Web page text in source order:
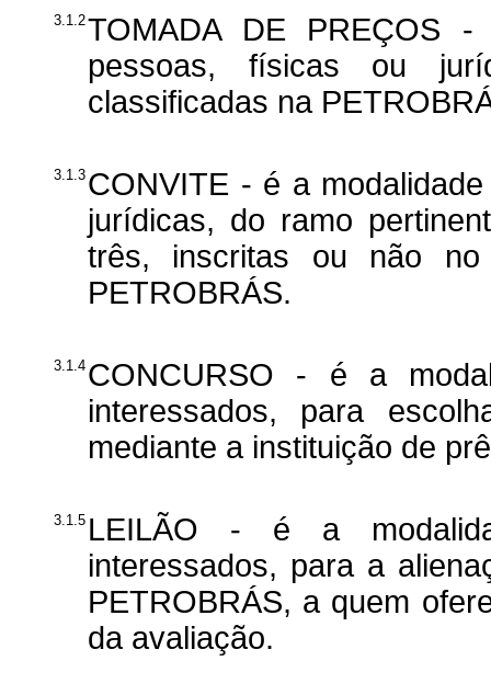
3.1.2TOMADA DE PREÇOS
pessoas, físicas ou
classificadas na
3.1.3 CONVITE - é a
jurídicas, do ramo
três, inscritas ou não
PETROBRÁS.
3.1.4 CONCURSO - é a
interessados, para
mediante a instituição de
3.1.5 LEILÃO - é a
interessados, para a
PETROBRÁS, a quem
da avaliação.